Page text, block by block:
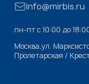
info@mirbis.ru
пн-пт с 10:00 до
Москва,ул.
Пролетарская /